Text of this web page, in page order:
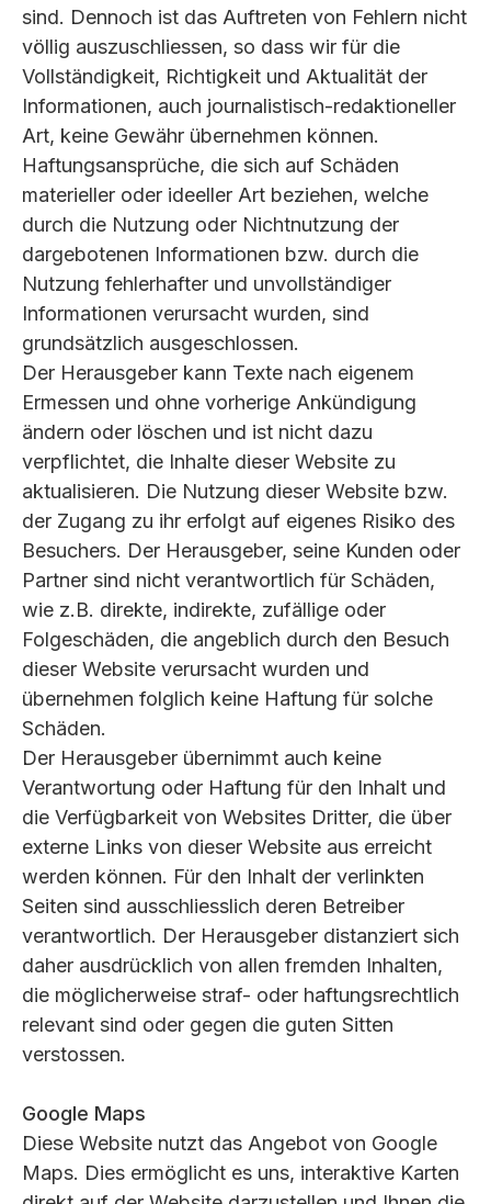
sind. Dennoch ist das Auftreten von Fehlern nicht
völlig auszuschliessen, so dass wir für die
Vollständigkeit, Richtigkeit und Aktualität der
Informationen, auch journalistisch-redaktioneller
Art, keine Gewähr übernehmen können.
Haftungsansprüche, die sich auf Schäden
materieller oder ideeller Art beziehen, welche
durch die Nutzung oder Nichtnutzung der
dargebotenen Informationen bzw. durch die
Nutzung fehlerhafter und unvollständiger
Informationen verursacht wurden, sind
grundsätzlich ausgeschlossen.
Der Herausgeber kann Texte nach eigenem
Ermessen und ohne vorherige Ankündigung
ändern oder löschen und ist nicht dazu
verpflichtet, die Inhalte dieser Website zu
aktualisieren. Die Nutzung dieser Website bzw.
der Zugang zu ihr erfolgt auf eigenes Risiko des
Besuchers. Der Herausgeber, seine Kunden oder
Partner sind nicht verantwortlich für Schäden,
wie z.B. direkte, indirekte, zufällige oder
Folgeschäden, die angeblich durch den Besuch
dieser Website verursacht wurden und
übernehmen folglich keine Haftung für solche
Schäden.
Der Herausgeber übernimmt auch keine
Verantwortung oder Haftung für den Inhalt und
die Verfügbarkeit von Websites Dritter, die über
externe Links von dieser Website aus erreicht
werden können. Für den Inhalt der verlinkten
Seiten sind ausschliesslich deren Betreiber
verantwortlich. Der Herausgeber distanziert sich
daher ausdrücklich von allen fremden Inhalten,
die möglicherweise straf- oder haftungsrechtlich
relevant sind oder gegen die guten Sitten
verstossen.
Google Maps
Diese Website nutzt das Angebot von Google
Maps. Dies ermöglicht es uns, interaktive Karten